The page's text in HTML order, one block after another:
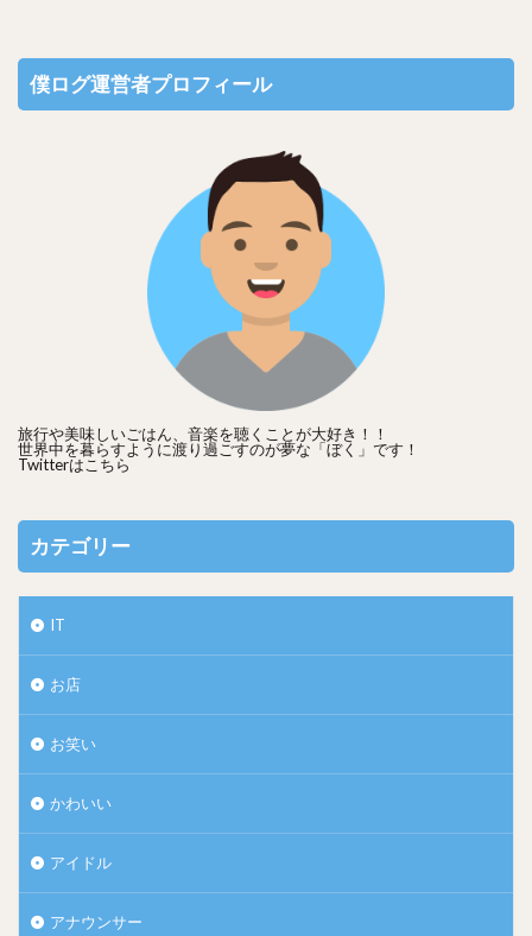
僕ログ運営者プロフィール
旅行や美味しいごはん、音楽を聴くことが大好き！！
世界中を暮らすように渡り過ごすのが夢な「ぼく」です！
Twitterは こちら
カテゴリー
IT
お店
お笑い
かわいい
アイドル
アナウンサー